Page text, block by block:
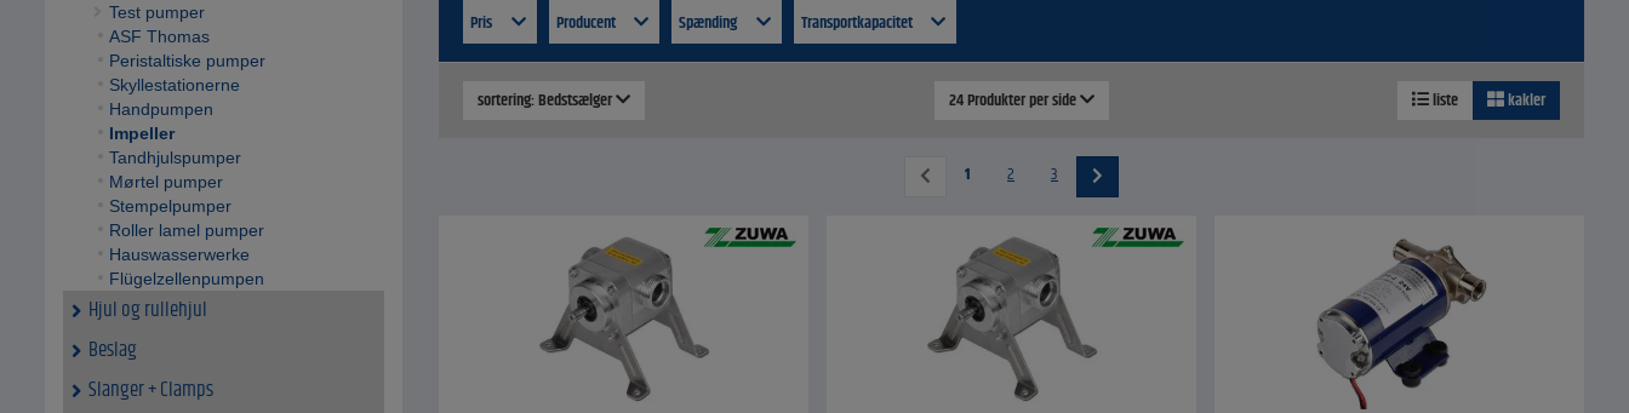
Test pumper
ASF Thomas
Peristaltiske pumper
Skyllestationerne
Handpumpen
Impeller
Tandhjulspumper
Mørtel pumper
Stempelpumper
Roller lamel pumper
Hauswasserwerke
Flügelzellenpumpen
Hjul og rullehjul
Beslag
Slanger + Clamps
Pris
Producent Spænding Transportkapacitet
sortering: Bedstsælger 24 Produkter per side liste kakler
1 2 3